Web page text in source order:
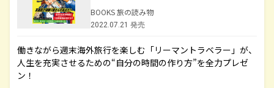
BOOKS 旅の読み物
2022.07.21 発売
働きながら週末海外旅行を楽しむ「リーマントラベラー」が、
人生を充実させるための“自分の時間の作り方”を全力プレゼ
ン！